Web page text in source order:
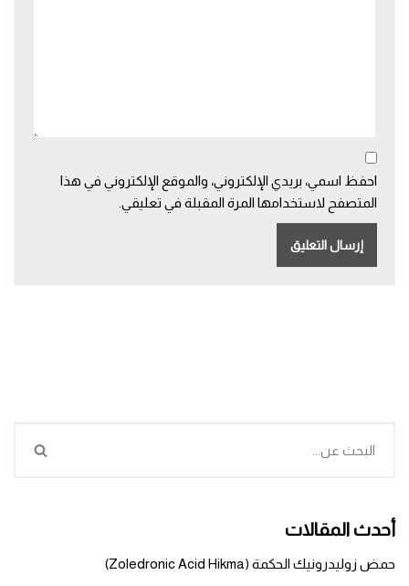
احفظ اسمي، بريدي الإلكتروني، والموقع الإلكتروني في هذا
المتصفح لاستخدامها المرة المقبلة في تعليقي.
أحدث المقالات
حمض زوليدرونيك الحكمة (Zoledronic Acid Hikma)